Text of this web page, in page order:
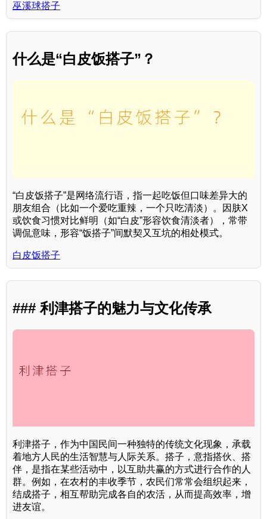
巫溪球搭子
什么是“白皮饭搭子”？
“白皮饭搭子”是网络流行语，指一起吃饭但口味差异大的
朋友组合（比如一个爱吃重辣，一个只吃清淡）。因肤X
或饮食习惯对比鲜明（如“白皮”形容饮食清淡者），常带
调侃意味，形容“饭搭子”间默契又互坑的相处模式。
白皮饭搭子
### 利津搭子的魅力与文化传承
利津搭子，作为中国民间一种独特的传统文化现象，承载
着地方人民的生活智慧与人际关系。搭子，意指搭伙、搭
伴，是指在某些活动中，以互助共赢的方式进行合作的人
群。例如，在农村的丰收季节，农民们常常会组织起来，
结成搭子，相互帮助完成各自的农活，从而提高效率，增
进友谊。